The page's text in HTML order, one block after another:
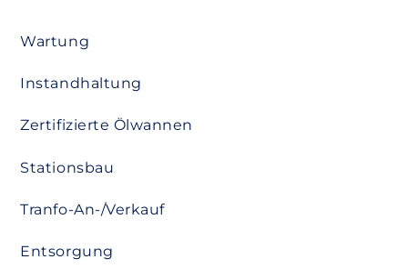
Wartung
Instandhaltung
Zertifizierte Ölwannen
Stationsbau
Tranfo-An-/Verkauf
Entsorgung